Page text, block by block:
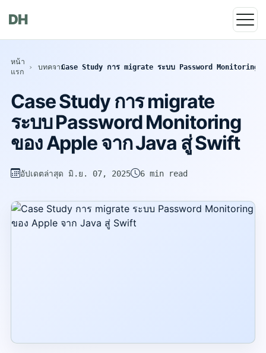
DH
หน้า
แรก
บทความCase Study การ migrate ระบบ Password
Case Study การ migrate
ระบบ Password Monitoring
ของ Apple จาก Java สู่ Swift
อัปเดตล่าสุด มิ.ย. 07, 2025 6 min read